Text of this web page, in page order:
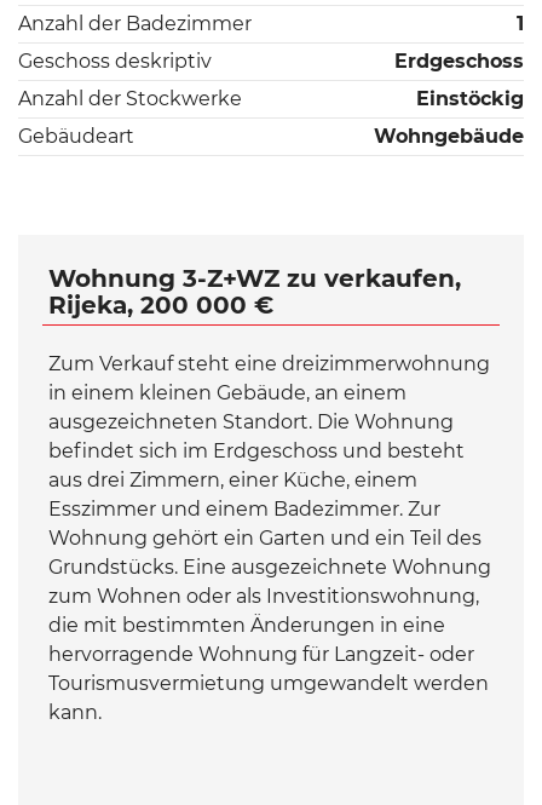
Anzahl der Badezimmer
1
Geschoss deskriptiv
Erdgeschoss
Anzahl der Stockwerke
Einstöckig
Gebäudeart
Wohngebäude
Wohnung 3-Z+WZ zu verkaufen,
Rijeka, 200 000 €
Zum Verkauf steht eine dreizimmerwohnung
in einem kleinen Gebäude, an einem
ausgezeichneten Standort. Die Wohnung
befindet sich im Erdgeschoss und besteht
aus drei Zimmern, einer Küche, einem
Esszimmer und einem Badezimmer. Zur
Wohnung gehört ein Garten und ein Teil des
Grundstücks. Eine ausgezeichnete Wohnung
zum Wohnen oder als Investitionswohnung,
die mit bestimmten Änderungen in eine
hervorragende Wohnung für Langzeit- oder
Tourismusvermietung umgewandelt werden
kann.